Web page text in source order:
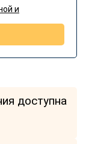
и
доступна